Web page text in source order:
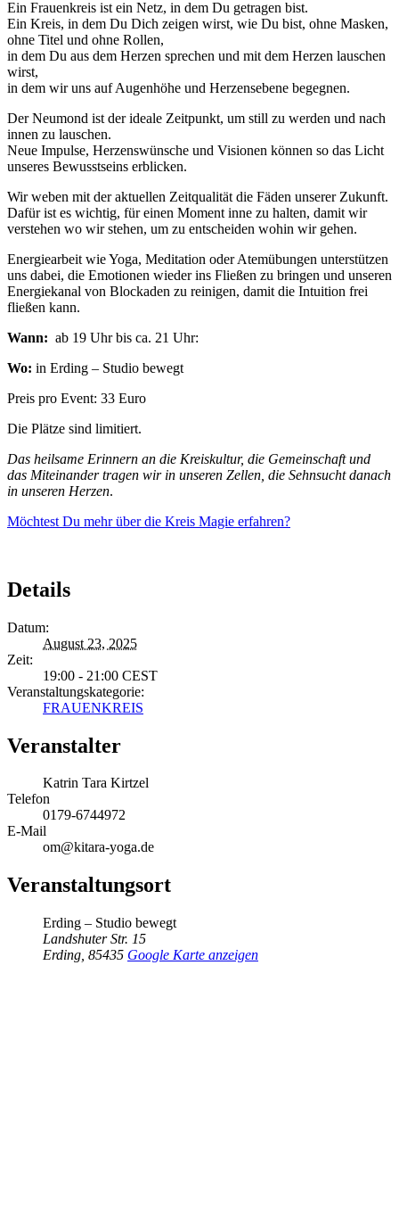
Ein Frauenkreis ist ein Netz, in dem Du getragen bist.
Ein Kreis, in dem Du Dich zeigen wirst, wie Du bist, ohne Masken,
ohne Titel und ohne Rollen,
in dem Du aus dem Herzen sprechen und mit dem Herzen lauschen
wirst,
in dem wir uns auf Augenhöhe und Herzensebene begegnen.
Der Neumond ist der ideale Zeitpunkt, um still zu werden und nach
innen zu lauschen.
Neue Impulse, Herzenswünsche und Visionen können so das Licht
unseres Bewusstseins erblicken.
Wir weben mit der aktuellen Zeitqualität die Fäden unserer Zukunft.
Dafür ist es wichtig, für einen Moment inne zu halten, damit wir
verstehen wo wir stehen, um zu entscheiden wohin wir gehen.
Energiearbeit wie Yoga, Meditation oder Atemübungen unterstützen
uns dabei, die Emotionen wieder ins Fließen zu bringen und unseren
Energiekanal von Blockaden zu reinigen, damit die Intuition frei
fließen kann.
Wann: ab 19 Uhr bis ca. 21 Uhr:
Wo: in Erding – Studio bewegt
Preis pro Event: 33 Euro
Die Plätze sind limitiert.
Das heilsame Erinnern an die Kreiskultur, die Gemeinschaft und
das Miteinander tragen wir in unseren Zellen, die Sehnsucht danach
in unseren Herzen.
Möchtest Du mehr über die Kreis Magie erfahren?
Details
Datum:
August 23, 2025
Zeit:
19:00 - 21:00 CEST
Veranstaltungskategorie:
FRAUENKREIS
Veranstalter
Katrin Tara Kirtzel
Telefon
0179-6744972
E-Mail
om@kitara-yoga.de
Veranstaltungsort
Erding – Studio bewegt
Landshuter Str. 15
Erding 85435 Google Karte anzeigen